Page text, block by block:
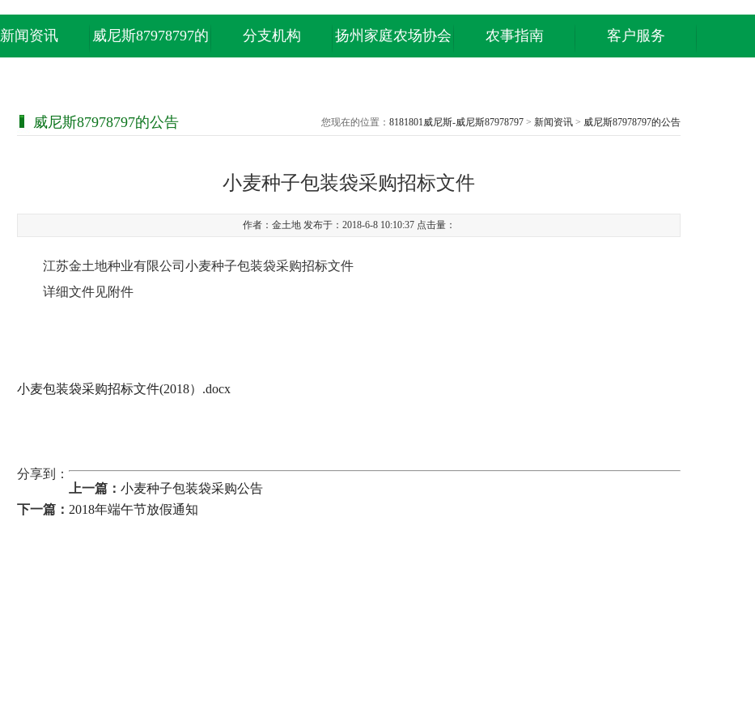
新闻资讯 威尼斯87978797的 分支机构 扬州家庭农场协会 农事指南 客户服务
威尼斯87978797的公告 您现在的位置： 8181801威尼斯-威尼斯87978797 > 新闻资讯 > 威尼斯87978797的公告
小麦种子包装袋采购招标文件
作者：金土地 发布于：2018-6-8 10:10:37 点击量：
江苏金土地种业有限公司小麦种子包装袋采购招标文件
详细文件见附件
小麦包装袋采购招标文件(2018）.docx
分享到：
上一篇： 小麦种子包装袋采购公告
下一篇： 2018年端午节放假通知